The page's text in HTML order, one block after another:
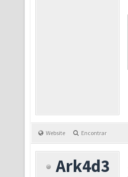
Website Encontrar
Ark4d3